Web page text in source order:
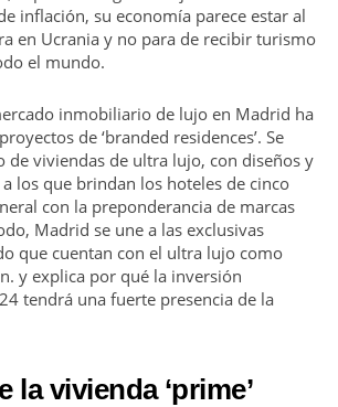
inflación, su economía parece estar al
en Ucrania y no para de recibir turismo
el mundo.
inmobiliario de lujo en Madrid ha
de ‘branded residences’. Se
de viviendas de ultra lujo, con diseños y
los que brindan los hoteles de cinco
con la preponderancia de marcas
Madrid se une a las exclusivas
que cuentan con el ultra lujo como
y explica por qué la inversión
tendrá una fuerte presencia de la
la vivienda ‘prime’